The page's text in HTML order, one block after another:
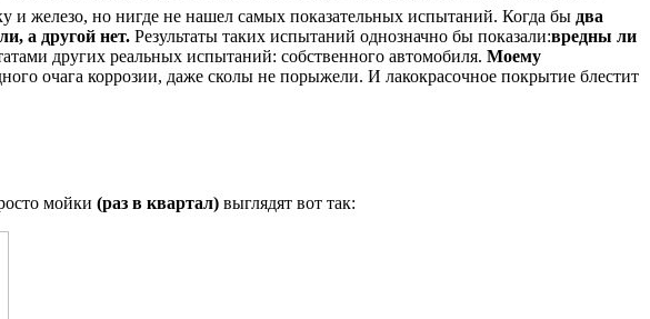
и железо, но нигде не нашел самых показательных испытаний. Когда бы два
а другой нет. Результаты таких испытаний однозначно бы показали:вредны ли
других реальных испытаний: собственного автомобиля. Моему
очага коррозии, даже сколы не порыжели. И лакокрасочное покрытие блестит
мойки (раз в квартал) выглядят вот так: